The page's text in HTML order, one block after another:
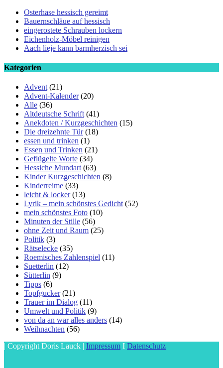
Osterhase hessisch gereimt
Bauernschläue auf hessisch
eingerostete Schrauben lockern
Eichenholz-Möbel reinigen
Aach lieje kann barmherzisch sei
Kategorien
Advent (21)
Advent-Kalender(20)
Alle (36)
Altdeutsche Schrift (41)
Anekdoten / Kurzgeschichten (15)
Die dreizehnte Tür(18)
essen und trinken (1)
Essen und Trinken (21)
Geflügelte Worte (34)
Hessiche Mundart (63)
Kinder Kurzgeschichten (8)
Kinderreime (33)
leicht & locker(13)
Lyrik – mein schönstes Gedicht (52)
mein schönstes Foto (10)
Minuten der Stille (56)
ohne Zeit und Raum (25)
Politik (3)
Rätselecke (35)
Roemisches Zahlenspiel (11)
Suetterlin (12)
Sütterlin (9)
Tipps (6)
Topfgucker(21)
Trauer im Dialog (11)
Umwelt und Politik (9)
von da an war alles anders (14)
Weihnachten (56)
| Copyright Doris Lauck | Impressum I Datenschutz